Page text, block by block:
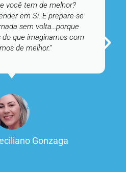
você tem de melhor?
em Si. E prepare-se
sem volta...porque
que imaginamos com
de melhor.”
Gonzaga